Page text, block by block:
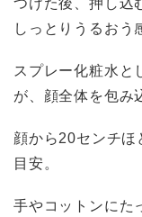
しっとりうるおう
スプレー化粧水と
が、顔全体を包み
顔から20センチ
目安。
手やコットンにた